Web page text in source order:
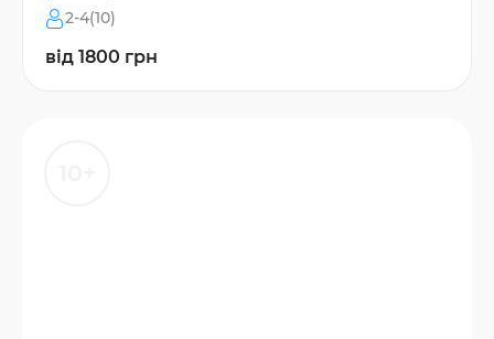
2-4(10)
від 1800 грн